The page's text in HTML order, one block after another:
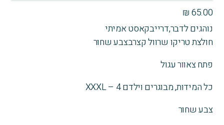
₪65.00
נוהגים לדבר,דרייבקאסט אמיתי
חולצת טריקו שרוול קצרבצבע שחור
פתח צאוור עגול
כל המידות, מבוגרים וילדם 4 – XXXL
צבע שחור